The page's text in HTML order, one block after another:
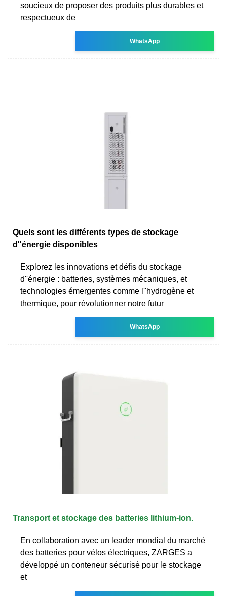
soucieux de proposer des produits plus durables et
respectueux de
WhatsApp
Quels sont les différents types de stockage
d''énergie disponibles
Explorez les innovations et défis du stockage
d''énergie : batteries, systèmes mécaniques, et
technologies émergentes comme l''hydrogène et
thermique, pour révolutionner notre futur
WhatsApp
Transport et stockage des batteries lithium-ion.
En collaboration avec un leader mondial du marché
des batteries pour vélos électriques, ZARGES a
développé un conteneur sécurisé pour le stockage
et